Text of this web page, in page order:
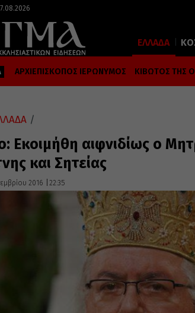
ΕΛΛΑΔΑ
ΑΡΧΙΕΠΙΣΚΟΠΟΣ ΙΕΡΩΝΥΜΟΣ ΚΙΒΩΤΟΣ ΤΗΣ
/
Εκοιμήθη αιφνιδίως ο
και Σητείας
2016 22:35